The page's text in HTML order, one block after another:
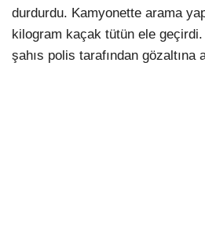
durdurdu. Kamyonette arama
kilogram kaçak tütün ele geçirdi.
şahıs polis tarafından gözaltına